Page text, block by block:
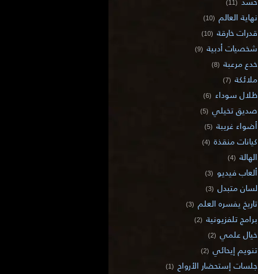
(11)
نهاية العالم (10)
قدرات خارقة (10)
شخصيات أدبية (9)
خدع مرعبة (8)
ملائكة (7)
ظلال سوداء (6)
صديق تخيلي (5)
أضواء غريبة (5)
كيانات منقذة (4)
الهالة (4)
ألعاب فيديو (3)
لسان متبدل (3)
تاريخ يفسره العلم (3)
برامج تلفزيونية (2)
خيال علمي (2)
تنويم إيحائي (2)
جلسات إستحضار الأرواح (1)